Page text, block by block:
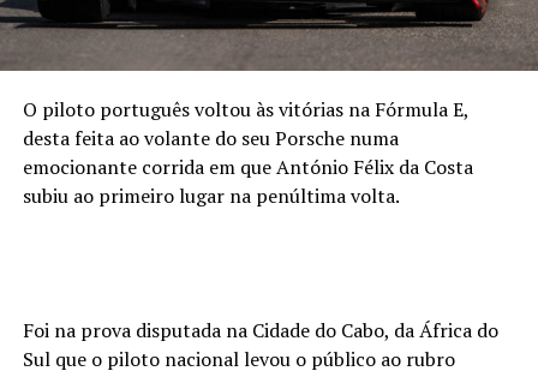
O piloto português voltou às vitórias na Fórmula E,
desta feita ao volante do seu Porsche numa
emocionante corrida em que António Félix da Costa
subiu ao primeiro lugar na penúltima volta.
Foi na prova disputada na Cidade do Cabo, da África do
Sul que o piloto nacional levou o público ao rubro